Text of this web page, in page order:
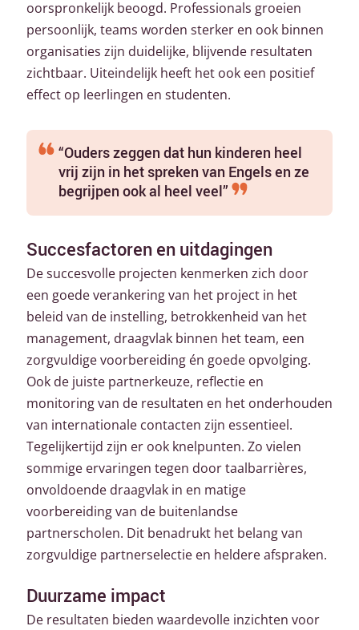
oorspronkelijk beoogd. Professionals groeien
persoonlijk, teams worden sterker en ook binnen
organisaties zijn duidelijke, blijvende resultaten
zichtbaar. Uiteindelijk heeft het ook een positief
effect op leerlingen en studenten.
“Ouders zeggen dat hun kinderen heel
vrij zijn in het spreken van Engels en ze
begrijpen ook al heel veel”
Succesfactoren en uitdagingen
De succesvolle projecten kenmerken zich door
een goede verankering van het project in het
beleid van de instelling, betrokkenheid van het
management, draagvlak binnen het team, een
zorgvuldige voorbereiding én goede opvolging.
Ook de juiste partnerkeuze, reflectie en
monitoring van de resultaten en het onderhouden
van internationale contacten zijn essentieel.
Tegelijkertijd zijn er ook knelpunten. Zo vielen
sommige ervaringen tegen door taalbarrières,
onvoldoende draagvlak in en matige
voorbereiding van de buitenlandse
partnerscholen. Dit benadrukt het belang van
zorgvuldige partnerselectie en heldere afspraken.
Duurzame impact
De resultaten bieden waardevolle inzichten voor